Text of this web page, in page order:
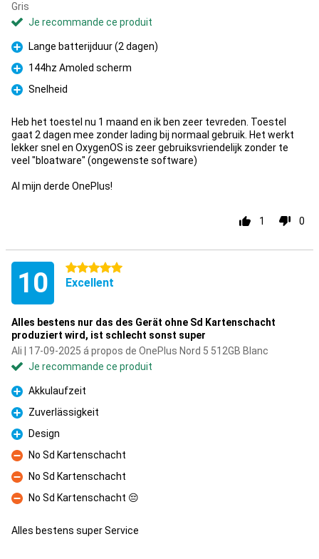
Gris
Je recommande ce produit
Pour
Lange batterijduur (2 dagen)
Pour
144hz Amoled scherm
Pour
Snelheid
Heb het toestel nu 1 maand en ik ben zeer tevreden. Toestel
gaat 2 dagen mee zonder lading bij normaal gebruik. Het werkt
lekker snel en OxygenOS is zeer gebruiksvriendelijk zonder te
veel "bloatware" (ongewenste software)
Al mijn derde OnePlus!
1 0
10 5 étoiles
Excellent
Alles bestens nur das des Gerät ohne Sd Kartenschacht
produziert wird, ist schlecht sonst super
Ali | 17-09-2025 á propos de OnePlus Nord 5 512GB Blanc
Je recommande ce produit
Pour
Akkulaufzeit
Pour
Zuverlässigkeit
Pour
Design
Contre
No Sd Kartenschacht
Contre
No Sd Kartenschacht
Contre
No Sd Kartenschacht 😔
Alles bestens super Service